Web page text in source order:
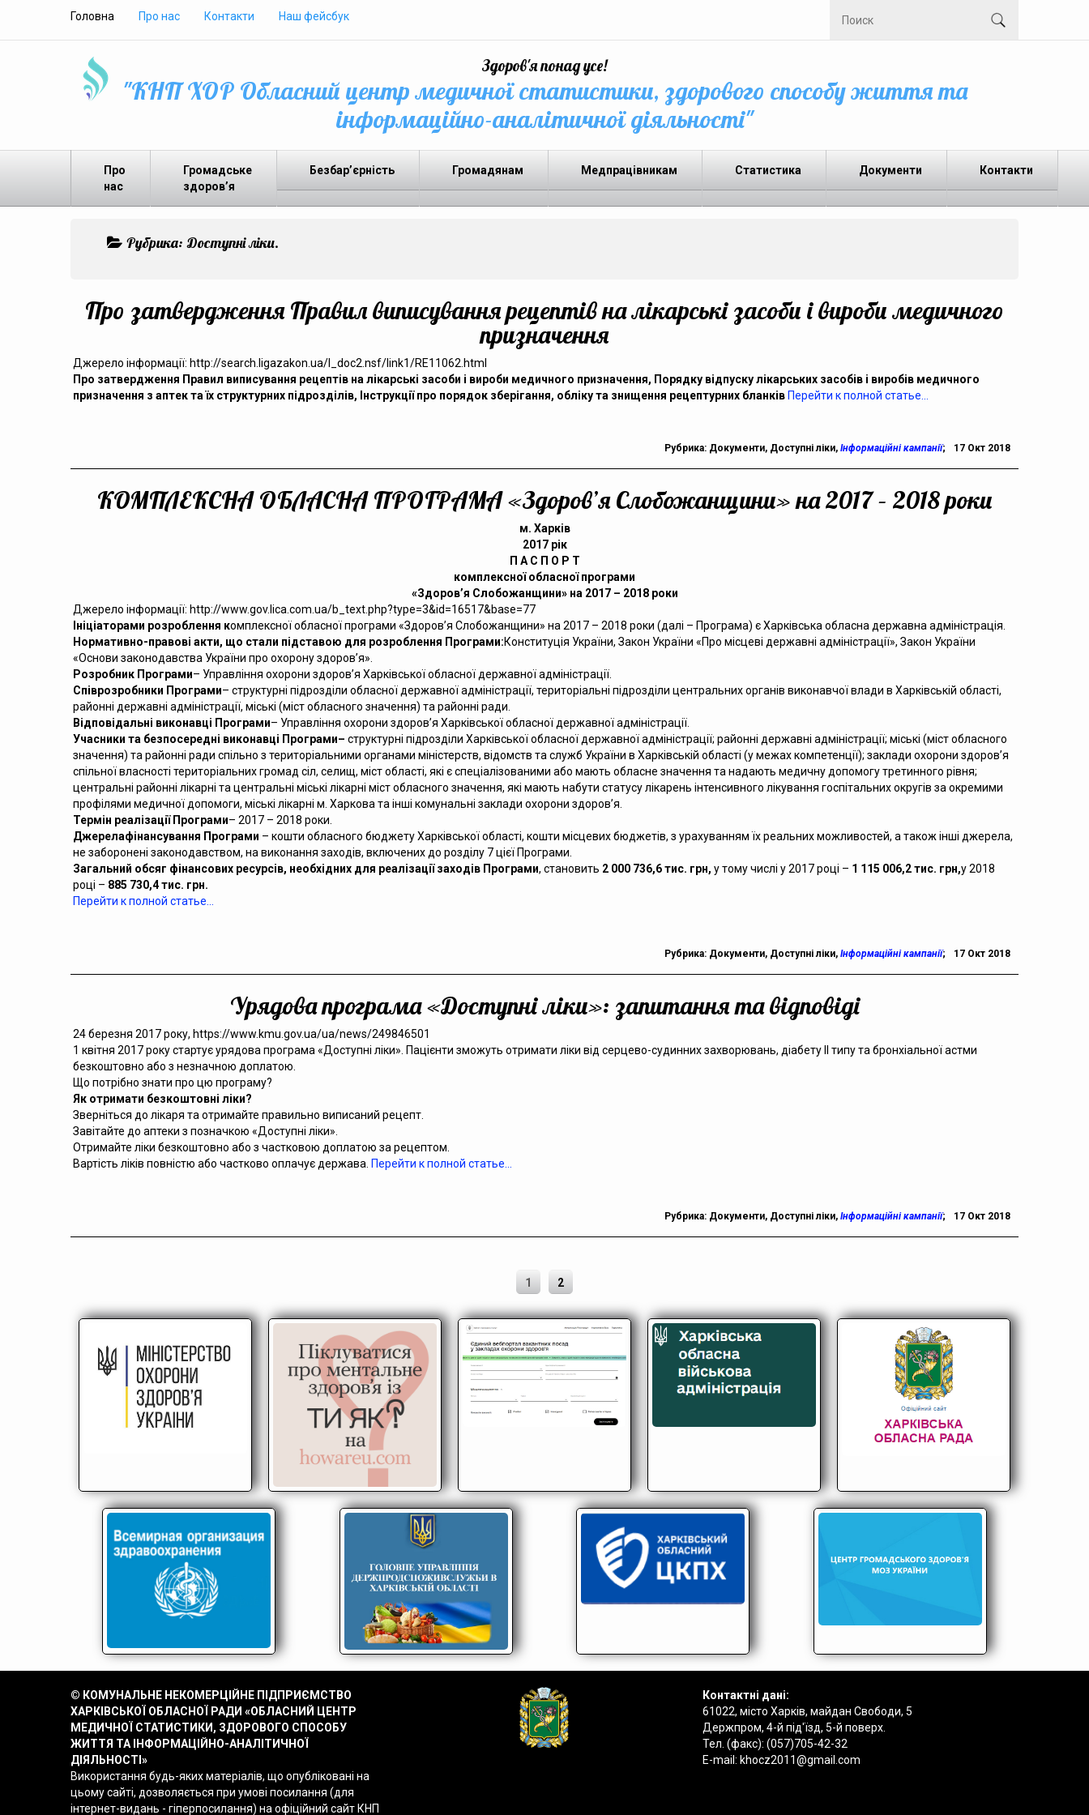
Головна Про нас Контакти Наш фейсбук
Здоров'я понад усе!
"КНП ХОР Обласний центр медичної статистики, здорового способу життя та
інформаційно-аналітичної діяльності"
Про
нас
Громадське
здоров’я
Безбар’єрність Громадянам Медпрацівникам Статистика Документи Контакти
Рубрика: Доступні ліки.
Про затвердження Правил виписування рецептів на лікарські засоби і вироби медичного
призначення
Джерело інформації: http://search.ligazakon.ua/l_doc2.nsf/link1/RE11062.html
Про затвердження Правил виписування рецептів на лікарські засоби і вироби медичного призначення, Порядку відпуску лікарських засобів і виробів медичного
призначення з аптек та їх структурних підрозділів, Інструкції про порядок зберігання, обліку та знищення рецептурних бланків Перейти к полной статье…
Рубрика: Документи, Доступні ліки, Інформаційні кампанії; 17 Окт 2018
КОМПЛЕКСНА ОБЛАСНА ПРОГРАМА «Здоров’я Слобожанщини» на 2017 – 2018 роки
м. Харків
2017 рік
П А С П О Р Т
комплексної обласної програми
«Здоров’я Слобожанщини» на 2017 – 2018 роки
Джерело інформації: http://www.gov.lica.com.ua/b_text.php?type=3&id=16517&base=77
Ініціаторами розроблення комплексної обласної програми «Здоров’я Слобожанщини» на 2017 – 2018 роки (далі – Програма) є Харківська обласна державна адміністрація.
Нормативно-правові акти, що стали підставою для розроблення Програми:Конституція України, Закон України «Про місцеві державні адміністрації», Закон України
«Основи законодавства України про охорону здоров’я».
Розробник Програми– Управління охорони здоров’я Харківської обласної державної адміністрації.
Співрозробники Програми– структурні підрозділи обласної державної адміністрації, територіальні підрозділи центральних органів виконавчої влади в Харківській області,
районні державні адміністрації, міські (міст обласного значення) та районні ради.
Відповідальні виконавці Програми– Управління охорони здоров’я Харківської обласної державної адміністрації.
Учасники та безпосередні виконавці Програми– структурні підрозділи Харківської обласної державної адміністрації; районні державні адміністрації; міські (міст обласного
значення) та районні ради спільно з територіальними органами міністерств, відомств та служб України в Харківській області (у межах компетенції); заклади охорони здоров’я
спільної власності територіальних громад сіл, селищ, міст області, які є спеціалізованими або мають обласне значення та надають медичну допомогу третинного рівня;
центральні районні лікарні та центральні міські лікарні міст обласного значення, які мають набути статусу лікарень інтенсивного лікування госпітальних округів за окремими
профілями медичної допомоги, міські лікарні м. Харкова та інші комунальні заклади охорони здоров’я.
Термін реалізації Програми– 2017 – 2018 роки.
Джерелафінансування Програми – кошти обласного бюджету Харківської області, кошти місцевих бюджетів, з урахуванням їх реальних можливостей, а також інші джерела,
не заборонені законодавством, на виконання заходів, включених до розділу 7 цієї Програми.
Загальний обсяг фінансових ресурсів, необхідних для реалізації заходів Програми, становить 2 000 736,6 тис. грн, у тому числі у 2017 році – 1 115 006,2 тис. грн,у 2018
році – 885 730,4 тис. грн.
Перейти к полной статье…
Рубрика: Документи, Доступні ліки, Інформаційні кампанії; 17 Окт 2018
Урядова програма «Доступні ліки»: запитання та відповіді
24 березня 2017 року, https://www.kmu.gov.ua/ua/news/249846501
1 квітня 2017 року стартує урядова програма «Доступні ліки». Пацієнти зможуть отримати ліки від серцево-судинних захворювань, діабету ІІ типу та бронхіальної астми
безкоштовно або з незначною доплатою.
Що потрібно знати про цю програму?
Як отримати безкоштовні ліки?
Зверніться до лікаря та отримайте правильно виписаний рецепт.
Завітайте до аптеки з позначкою «Доступні ліки».
Отримайте ліки безкоштовно або з частковою доплатою за рецептом.
Вартість ліків повністю або частково оплачує держава. Перейти к полной статье…
Рубрика: Документи, Доступні ліки, Інформаційні кампанії; 17 Окт 2018
1 2
© КОМУНАЛЬНЕ НЕКОМЕРЦІЙНЕ ПІДПРИЄМСТВО
ХАРКІВСЬКОЇ ОБЛАСНОЇ РАДИ «ОБЛАСНИЙ ЦЕНТР
МЕДИЧНОЇ СТАТИСТИКИ, ЗДОРОВОГО СПОСОБУ
ЖИТТЯ ТА ІНФОРМАЦІЙНО-АНАЛІТИЧНОЇ
ДІЯЛЬНОСТІ»
Використання будь-яких матеріалів, що опубліковані на
цьому сайті, дозволяється при умові посилання (для
інтернет-видань - гіперпосилання) на офіційний сайт КНП
Контактні дані:
61022, місто Харків, майдан Свободи, 5
Держпром, 4-й під'їзд, 5-й поверх.
Тел. (факс): (057)705-42-32
E-mail: khocz2011@gmail.com